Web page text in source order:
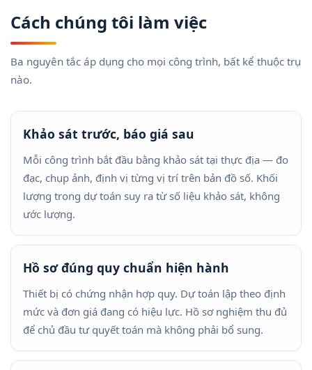
Cách chúng tôi làm việc
Ba nguyên tắc áp dụng cho mọi công trình, bất kể thuộc trụ
nào.
Khảo sát trước, báo giá sau
Mỗi công trình bắt đầu bằng khảo sát tại thực địa — đo
đạc, chụp ảnh, định vị từng vị trí trên bản đồ số. Khối
lượng trong dự toán suy ra từ số liệu khảo sát, không
ước lượng.
Hồ sơ đúng quy chuẩn hiện hành
Thiết bị có chứng nhận hợp quy. Dự toán lập theo định
mức và đơn giá đang có hiệu lực. Hồ sơ nghiệm thu đủ
để chủ đầu tư quyết toán mà không phải bổ sung.